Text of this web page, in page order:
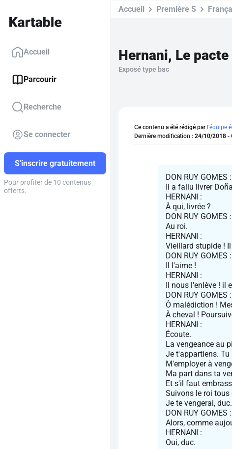
Accueil
Parcourir
Recherche
Se connecter
S'inscrire gratuitement
Pour profiter de 10 contenus
offerts.
Accueil Première S
Hernani, Le
Exposé type bac
Ce contenu a été rédigé par l'équipe
Dernière modification : 24/10/2018 -
DON RUY GOMES :
Il a fallu livrer
HERNANI :
À qui, livrée ?
DON RUY GOMES :
Au roi.
HERNANI :
Vieillard stupide !
DON RUY GOMES :
Il l'aime !
HERNANI :
Il nous l'enlève ! il
DON RUY GOMES :
Ô malédiction !
À cheval !
HERNANI :
Écoute.
La vengeance au
Je t'appartiens. Tu
M'employer à
Ma part dans ta
Et s'il faut
Suivons le roi tous
Je te vengerai,
DON RUY GOMES :
Alors, comme
HERNANI :
Oui, duc.